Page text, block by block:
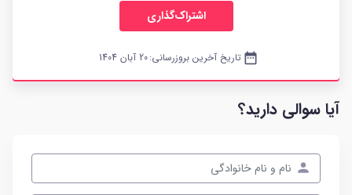
اشتراک‌گذاری
date_range تاریخ آخرین بروزرسانی:20 آبان 1404
آیا سوالی دارید؟